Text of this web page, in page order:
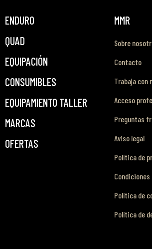
ENDURO
QUAD
EQUIPACIÓN
CONSUMIBLES
EQUIPAMIENTO TALLER
MARCAS
OFERTAS
MMR
Sobre
Contacto
Trabaja con
Acceso
Preguntas
Aviso legal
Política de
Condiciones
Política de
Política de